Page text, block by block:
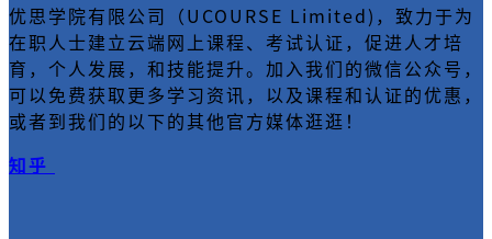
优思学院有限公司（UCOURSE Limited)，致力于为
在职人士建立云端网上课程、考试认证，促进人才培
育，个人发展，和技能提升。加入我们的微信公众号，
可以免费获取更多学习资讯，以及课程和认证的优惠，
或者到我们的以下的其他官方媒体逛逛！
知乎